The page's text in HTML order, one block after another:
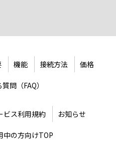
機能 接続方法 価格
問（FAQ）
ビス利用規約 お知らせ
中の方向けTOP